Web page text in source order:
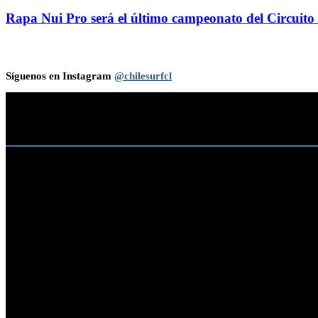
Rapa Nui Pro será el último campeonato del Circuito
Síguenos en Instagram @chilesurfcl